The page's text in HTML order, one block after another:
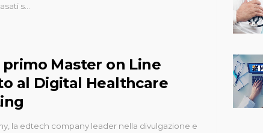
s…
primo Master on Line
al Digital Healthcare
la edtech company leader nella divulgazione e